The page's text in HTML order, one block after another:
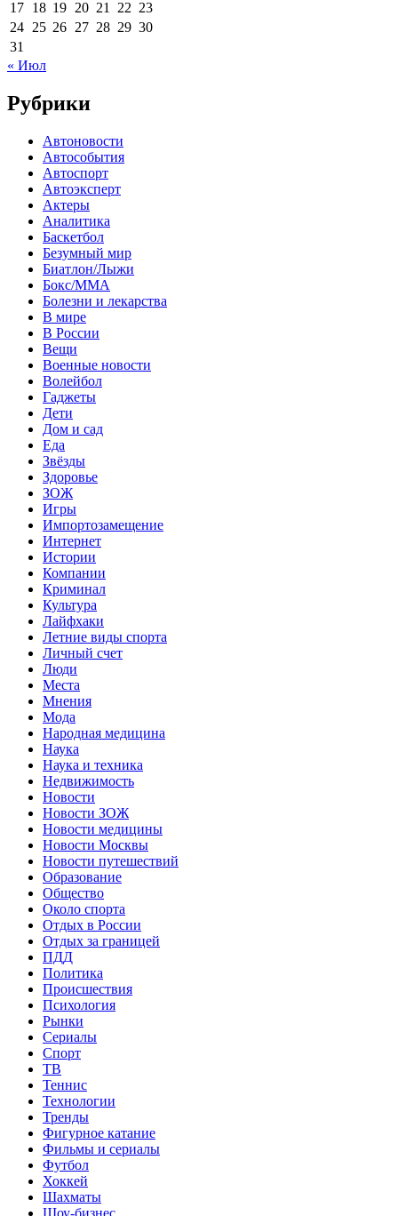
17 18 19 20 21 22 23
24 25 26 27 28 29 30
31
« Июл
Рубрики
Автоновости
Автособытия
Автоспорт
Автоэксперт
Актеры
Аналитика
Баскетбол
Безумный мир
Биатлон/Лыжи
Бокс/MMA
Болезни и лекарства
В мире
В России
Вещи
Военные новости
Волейбол
Гаджеты
Дети
Дом и сад
Еда
Звёзды
Здоровье
ЗОЖ
Игры
Импортозамещение
Интернет
Истории
Компании
Криминал
Культура
Лайфхаки
Летние виды спорта
Личный счет
Люди
Места
Мнения
Мода
Народная медицина
Наука
Наука и техника
Недвижимость
Новости
Новости ЗОЖ
Новости медицины
Новости Москвы
Новости путешествий
Образование
Общество
Около спорта
Отдых в России
Отдых за границей
ПДД
Политика
Происшествия
Психология
Рынки
Сериалы
Спорт
ТВ
Теннис
Технологии
Тренды
Фигурное катание
Фильмы и сериалы
Футбол
Хоккей
Шахматы
Шоу-бизнес